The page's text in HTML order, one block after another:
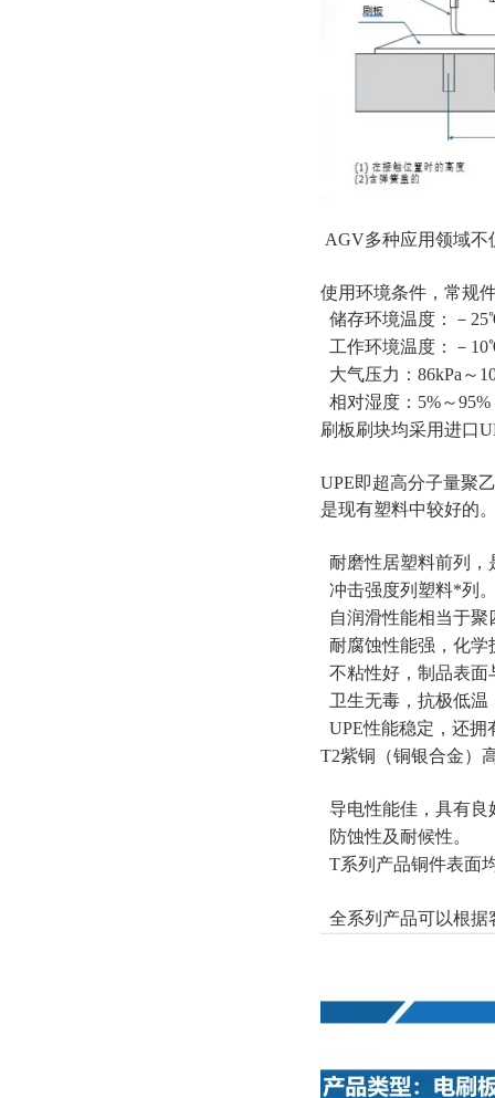
AGV多种应用领域不
使用环境条件，常规
储存环境温度：－
工作环境温度：－
大气压力：86kPa～
相对湿度：5%～95%
刷板刷块均采用进口
UPE即超高分子量聚
是现有塑料中较好的
耐磨性居塑料前列，
冲击强度列塑料*列
自润滑性能相当于聚
耐腐蚀性能强，化学
不粘性好，制品表面
卫生无毒，抗极低温
UPE性能稳定，还
T2紫铜（铜银合金）
导电性能佳，具有良
防蚀性及耐候性。
T系列产品铜件表面
全系列产品可以根据